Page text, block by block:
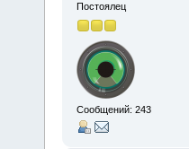
Постоялец
Сообщений: 243